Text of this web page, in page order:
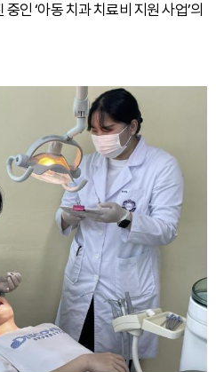
인 ‘아동 치과 치료비 지원 사업’의